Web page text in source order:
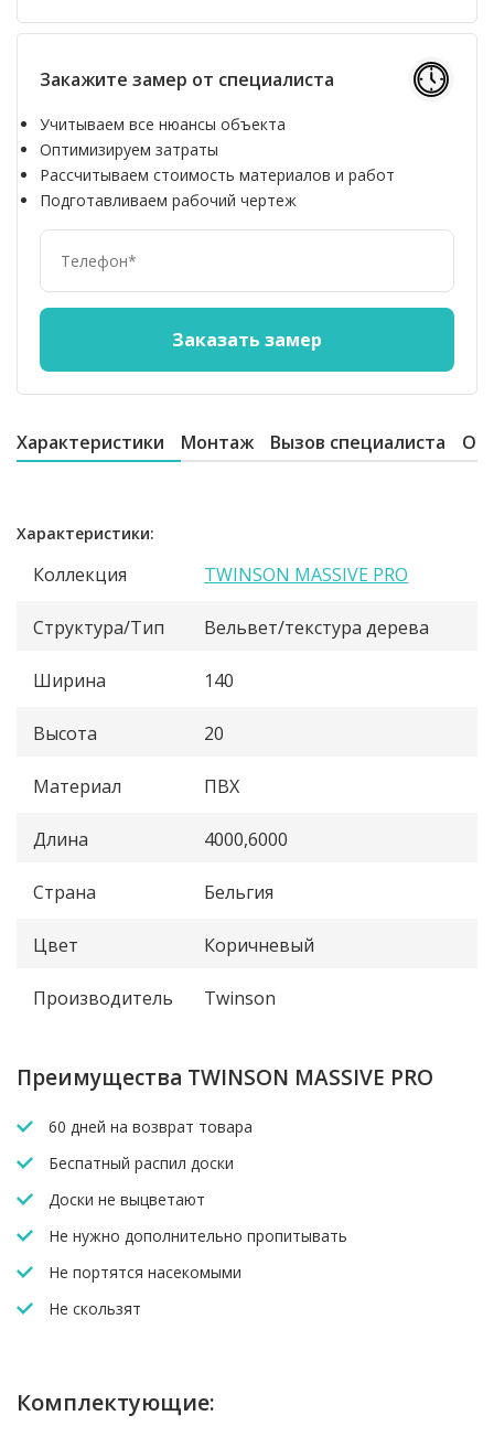
Закажите замер от специалиста
Учитываем все нюансы объекта
Оптимизируем затраты
Рассчитываем стоимость материалов и работ
Подготавливаем рабочий чертеж
Характеристики Монтаж Вызов специалиста
Характеристики:
Коллекция TWINSON MASSIVE PRO
Структура/Тип Вельвет/текстура дерева
Ширина 140
Высота 20
Материал ПВХ
Длина 4000,6000
Страна Бельгия
Цвет Коричневый
Производитель Twinson
Преимущества TWINSON MASSIVE PRO
60 дней на возврат товара
Беспатный распил доски
Доски не выцветают
Не нужно дополнительно пропитывать
Не портятся насекомыми
Не скользят
Комплектующие: